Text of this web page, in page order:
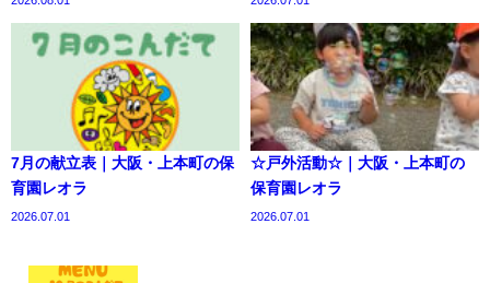
7月の献立表｜大阪・上本町の保
育園レオラ
2026.07.01
☆戸外活動☆｜大阪・上本町の
保育園レオラ
2026.07.01